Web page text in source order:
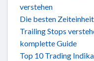
verstehen
Die besten
Trailing Stops
komplette Guide
Top 10 Trading